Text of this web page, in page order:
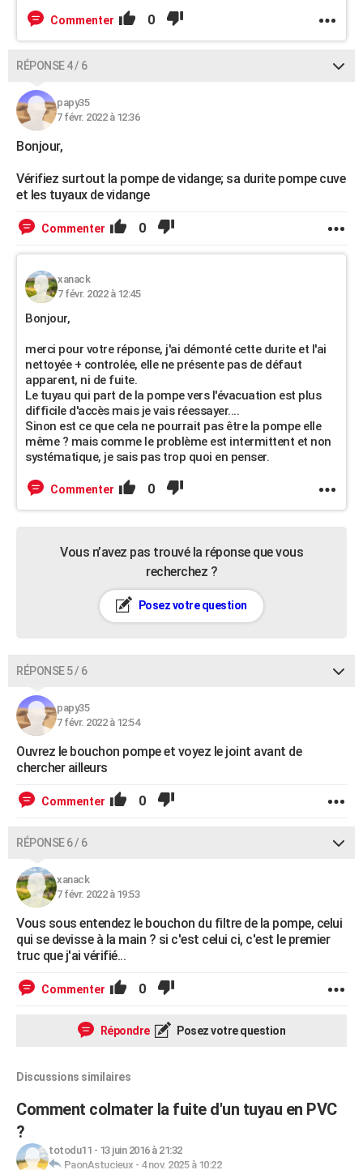
Commenter 0
RÉPONSE 4 / 6
papy35
7 févr. 2022 à 12:36
Bonjour,
Vérifiez surtout la pompe de vidange; sa durite pompe cuve
et les tuyaux de vidange
Commenter 0
xanack
7 févr. 2022 à 12:45
Bonjour,
merci pour votre réponse, j'ai démonté cette durite et l'ai
nettoyée + controlée, elle ne présente pas de défaut
apparent, ni de fuite.
Le tuyau qui part de la pompe vers l'évacuation est plus
difficile d'accès mais je vais réessayer....
Sinon est ce que cela ne pourrait pas être la pompe elle
même ? mais comme le problème est intermittent et non
systématique, je sais pas trop quoi en penser.
Commenter 0
Vous n’avez pas trouvé la réponse que vous
recherchez ?
Posez votre question
RÉPONSE 5 / 6
papy35
7 févr. 2022 à 12:54
Ouvrez le bouchon pompe et voyez le joint avant de
chercher ailleurs
Commenter 0
RÉPONSE 6 / 6
xanack
7 févr. 2022 à 19:53
Vous sous entendez le bouchon du filtre de la pompe, celui
qui se devisse à la main ? si c'est celui ci, c'est le premier
truc que j'ai vérifié...
Commenter 0
Répondre Posez votre question
Discussions similaires
Comment colmater la fuite d'un tuyau en PVC
?
totodu11 - 13 juin 2016 à 21:32
PaonAstucieux - 4 nov. 2025 à 10:22